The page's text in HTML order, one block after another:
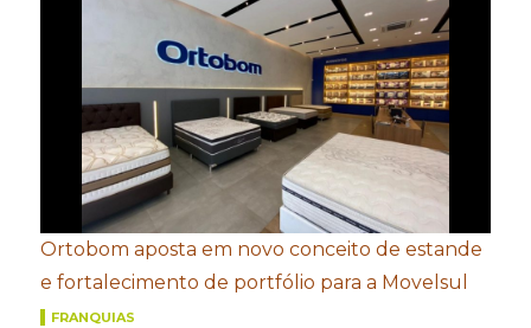
Ortobom aposta em novo conceito de estande
e fortalecimento de portfólio para a Movelsul
FRANQUIAS